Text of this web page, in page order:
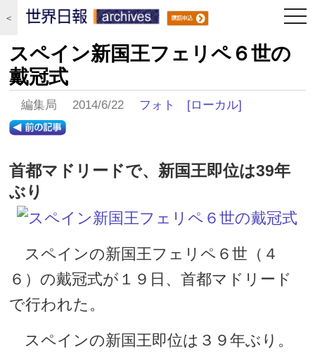
＜
スペイン新国王フェリペ６世の
戴冠式
編集局 2014/6/22 フォト [ローカル]
首都マドリードで、新国王即位は39年
ぶり
スペインの新国王フェリペ６世（４
６）の戴冠式が１９日、首都マドリード
で行われた。
スペインの新国王即位は３９年ぶり。